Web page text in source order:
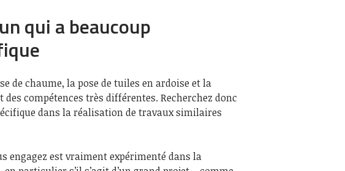
qui a beaucoup
de chaume, la pose de tuiles en ardoise et la
compétences très différentes. Recherchez donc
dans la réalisation de travaux similaires
engagez est vraiment expérimenté dans la